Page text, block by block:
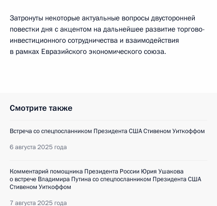
Затронуты некоторые актуальные вопросы двусторонней
повестки дня с акцентом на дальнейшее развитие торгово-
инвестиционного сотрудничества и взаимодействия
в рамках Евразийского экономического союза.
Смотрите также
Встреча со спецпосланником Президента США Стивеном Уиткоффом
6 августа 2025 года
Комментарий помощника Президента России Юрия Ушакова
о встрече Владимира Путина со спецпосланником Президента США
Стивеном Уиткоффом
7 августа 2025 года